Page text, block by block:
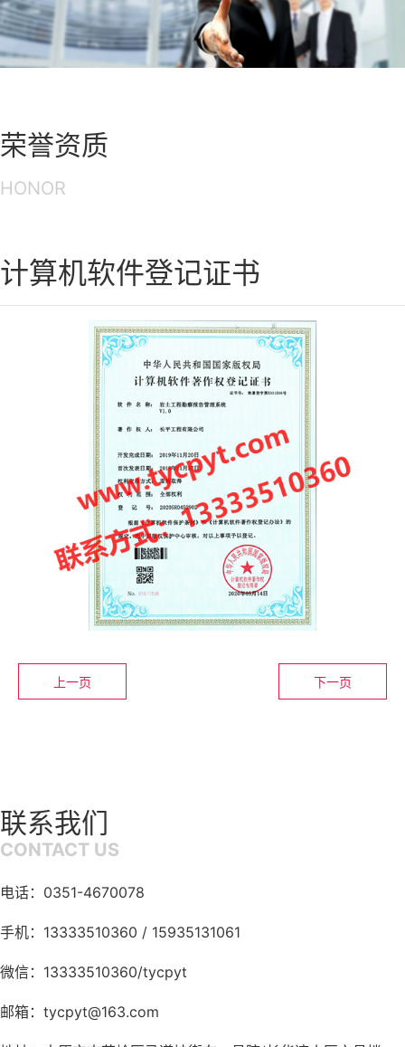
荣誉资质
HONOR
计算机软件登记证书
上一页 下一页
联系我们
CONTACT US
电话：0351-4670078
手机：13333510360 / 15935131061
微信：13333510360/tycpyt
邮箱：tycpyt@163.com